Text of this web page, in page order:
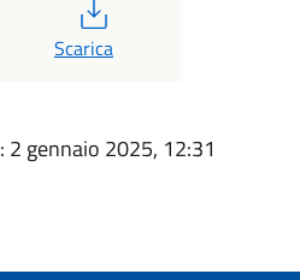
Scarica
: 2 gennaio 2025, 12:31